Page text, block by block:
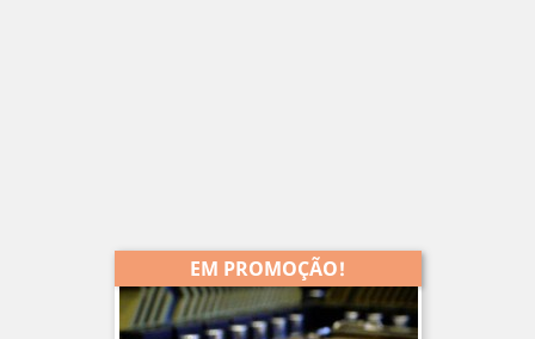
EM PROMOÇÃO!